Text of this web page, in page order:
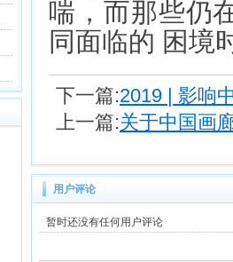
喘，而那些仍
同面临的 困境
下一篇:2019 | 影响
上一篇:关于中国画
用户评论
暂时还没有任何用户评论